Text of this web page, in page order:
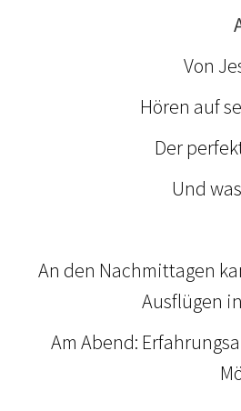
Auf
Von
Hören auf
Der
Und
An den Nachmittagen
Ausflügen
Am Abend: